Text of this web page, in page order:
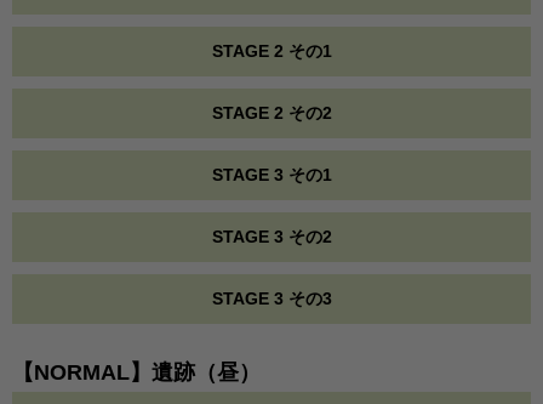
STAGE 2 その1
STAGE 2 その2
STAGE 3 その1
STAGE 3 その2
STAGE 3 その3
【NORMAL】遺跡（昼）